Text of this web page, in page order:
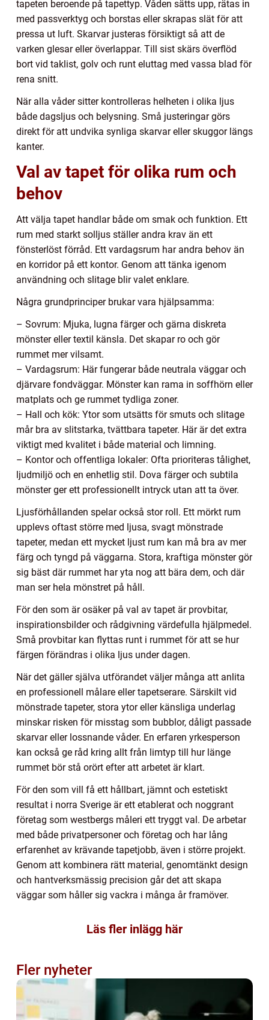
tapeten beroende på tapettyp. Våden sätts upp, rätas in
med passverktyg och borstas eller skrapas slät för att
pressa ut luft. Skarvar justeras försiktigt så att de
varken glesar eller överlappar. Till sist skärs överflöd
bort vid taklist, golv och runt eluttag med vassa blad för
rena snitt.
När alla våder sitter kontrolleras helheten i olika ljus
både dagsljus och belysning. Små justeringar görs
direkt för att undvika synliga skarvar eller skuggor längs
kanter.
Val av tapet för olika rum och
behov
Att välja tapet handlar både om smak och funktion. Ett
rum med starkt solljus ställer andra krav än ett
fönsterlöst förråd. Ett vardagsrum har andra behov än
en korridor på ett kontor. Genom att tänka igenom
användning och slitage blir valet enklare.
Några grundprinciper brukar vara hjälpsamma:
– Sovrum: Mjuka, lugna färger och gärna diskreta
mönster eller textil känsla. Det skapar ro och gör
rummet mer vilsamt.
– Vardagsrum: Här fungerar både neutrala väggar och
djärvare fondväggar. Mönster kan rama in soffhörn eller
matplats och ge rummet tydliga zoner.
– Hall och kök: Ytor som utsätts för smuts och slitage
mår bra av slitstarka, tvättbara tapeter. Här är det extra
viktigt med kvalitet i både material och limning.
– Kontor och offentliga lokaler: Ofta prioriteras tålighet,
ljudmiljö och en enhetlig stil. Dova färger och subtila
mönster ger ett professionellt intryck utan att ta över.
Ljusförhållanden spelar också stor roll. Ett mörkt rum
upplevs oftast större med ljusa, svagt mönstrade
tapeter, medan ett mycket ljust rum kan må bra av mer
färg och tyngd på väggarna. Stora, kraftiga mönster gör
sig bäst där rummet har yta nog att bära dem, och där
man ser hela mönstret på håll.
För den som är osäker på val av tapet är provbitar,
inspirationsbilder och rådgivning värdefulla hjälpmedel.
Små provbitar kan flyttas runt i rummet för att se hur
färgen förändras i olika ljus under dagen.
När det gäller själva utförandet väljer många att anlita
en professionell målare eller tapetserare. Särskilt vid
mönstrade tapeter, stora ytor eller känsliga underlag
minskar risken för misstag som bubblor, dåligt passade
skarvar eller lossnande våder. En erfaren yrkesperson
kan också ge råd kring allt från limtyp till hur länge
rummet bör stå orört efter att arbetet är klart.
För den som vill få ett hållbart, jämnt och estetiskt
resultat i norra Sverige är ett etablerat och noggrant
företag som westbergs måleri ett tryggt val. De arbetar
med både privatpersoner och företag och har lång
erfarenhet av krävande tapetjobb, även i större projekt.
Genom att kombinera rätt material, genomtänkt design
och hantverksmässig precision går det att skapa
väggar som håller sig vackra i många år framöver.
Läs fler inlägg här
Fler nyheter